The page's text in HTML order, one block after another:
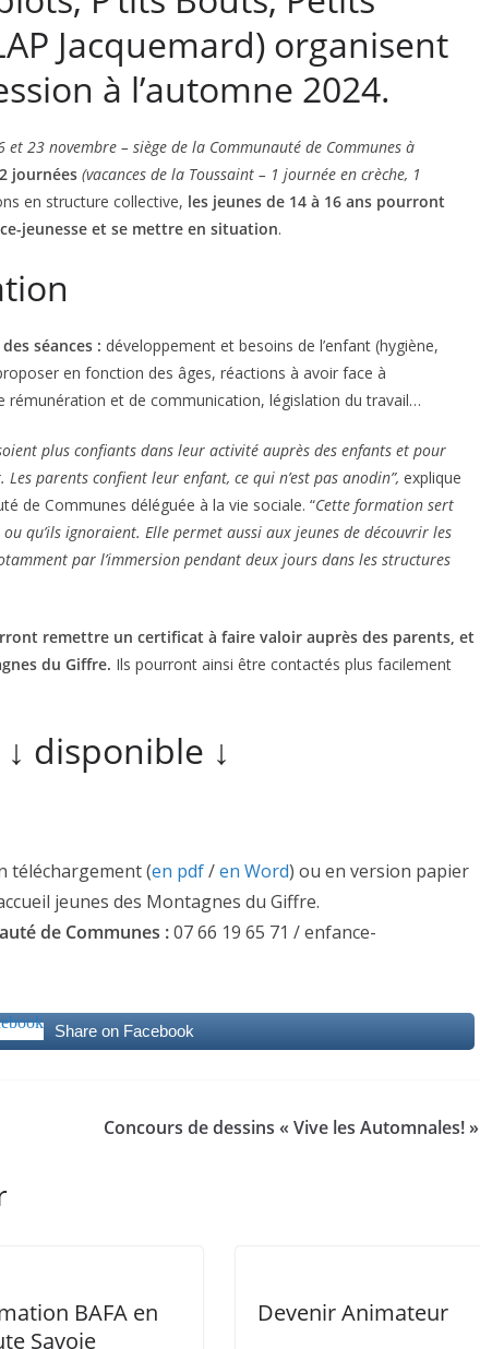
Jacquemard) organisent
à l’automne 2024.
23 novembre – siège de la Communauté de Communes à
journées (vacances de la Toussaint – 1 journée en crèche, 1
en structure collective, les jeunes de 14 à 16 ans pourront
jeunesse et se mettre en situation.
séances : développement et besoins de l’enfant (hygiène,
en fonction des âges, réactions à avoir face à
rémunération et de communication, législation du travail…
plus confiants dans leur activité auprès des enfants et pour
parents confient leur enfant, ce qui n’est pas anodin”, explique
de Communes déléguée à la vie sociale. “Cette formation sert
qu’ils ignoraient. Elle permet aussi aux jeunes de découvrir les
par l’immersion pendant deux jours dans les structures
remettre un certificat à faire valoir auprès des parents, et
du Giffre. Ils pourront ainsi être contactés plus facilement
disponible ↓
téléchargement (en pdf/en Word) ou en version papier
jeunes des Montagnes du Giffre.
de Communes :07 66 19 65 71 / enfance-
Share on Facebook
Concours de dessins « Vive les Automnales! »
BAFA en
Savoie
Devenir Animateur